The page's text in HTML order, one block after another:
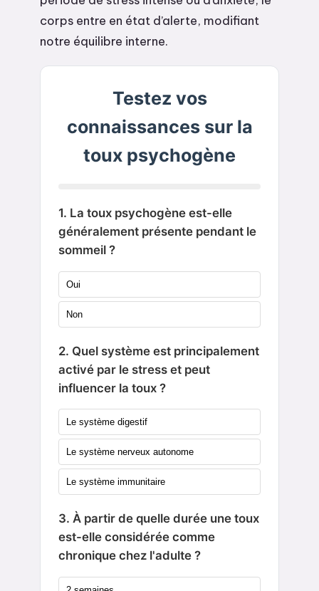
corps entre en état d’alerte, modifiant
notre équilibre interne.
Testez vos
connaissances sur la
toux psychogène
1. La toux psychogène est-elle
généralement présente pendant le
sommeil ?
Oui
Non
2. Quel système est principalement
activé par le stress et peut
influencer la toux ?
Le système digestif
Le système nerveux autonome
Le système immunitaire
3. À partir de quelle durée une toux
est-elle considérée comme
chronique chez l'adulte ?